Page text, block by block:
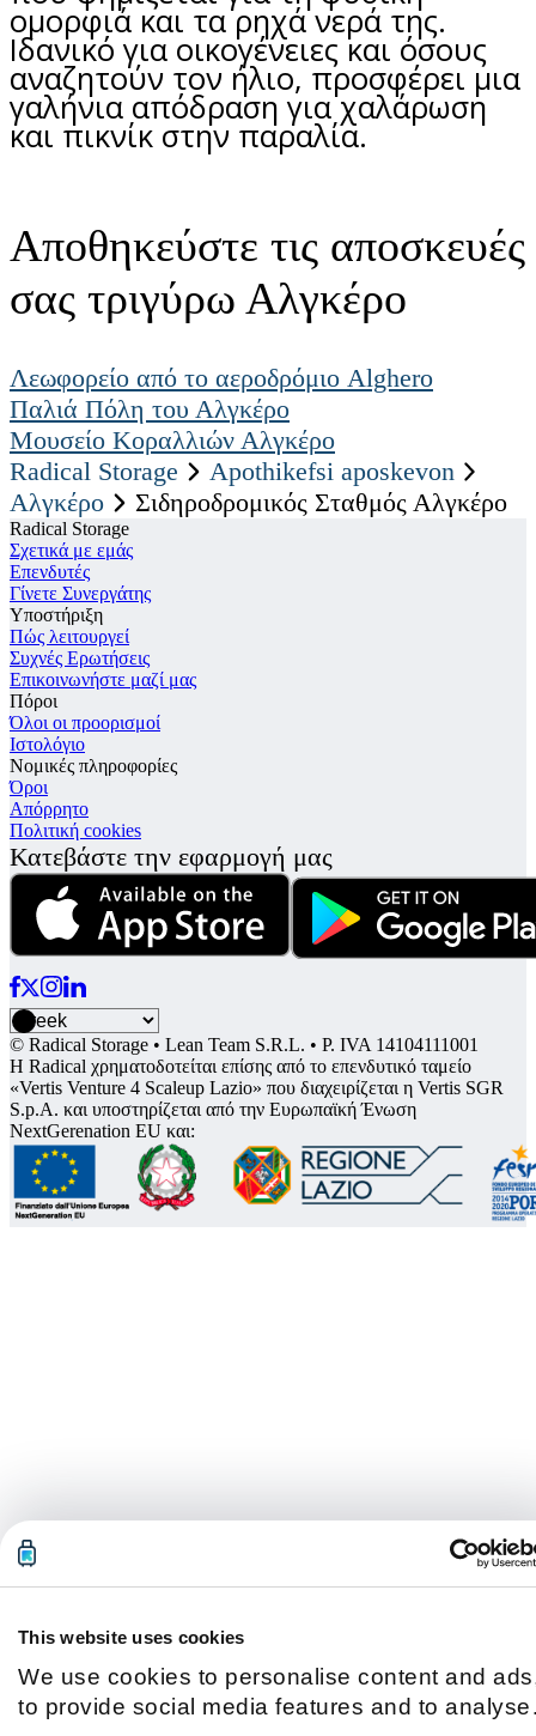
This website uses cookies
We use cookies to personalise content and
to provide social media features and to analyse
ομορφιά και τα ρηχά νερά της.
Ιδανικό για οικογένειες και όσους
αναζητούν τον ήλιο, προσφέρει μια
γαλήνια απόδραση για χαλάρωση
και πικνίκ στην παραλία.
Αποθηκεύστε τις αποσκευές
σας τριγύρω Αλγκέρο
Λεωφορείο από το αεροδρόμιο Alghero
Παλιά Πόλη του Αλγκέρο
Μουσείο Κοραλλιών Αλγκέρο
Radical Storage
Apothikefsi aposkevon
Αλγκέρο
Σιδηροδρομικός Σταθμός Αλγκέρο
Radical Storage
Σχετικά με εμάς
Επενδυτές
Γίνετε Συνεργάτης
Υποστήριξη
Πώς λειτουργεί
Συχνές Ερωτήσεις
Επικοινωνήστε μαζί μας
Πόροι
Όλοι οι προορισμοί
Ιστολόγιο
Νομικές πληροφορίες
Όροι
Απόρρητο
Πολιτική cookies
Κατεβάστε την εφαρμογή μας
© Radical Storage • Lean Team S.R.L. • P. IVA 14104111001
Η Radical χρηματοδοτείται επίσης από το επενδυτικό ταμείο
«Vertis Venture 4 Scaleup Lazio» που διαχειρίζεται η Vertis SGR
S.p.A. και υποστηρίζεται από την Ευρωπαϊκή Ένωση
NextGerenation EU και: